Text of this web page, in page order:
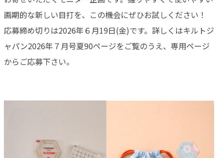
画期的な新しい目打を、この機会にぜひお試しください！
応募締め切りは2026年６月19日(金)です。詳しくはキルトジ
ャパン2026年７月号夏90ページをご覧のうえ、専用ページ
からご応募下さい。